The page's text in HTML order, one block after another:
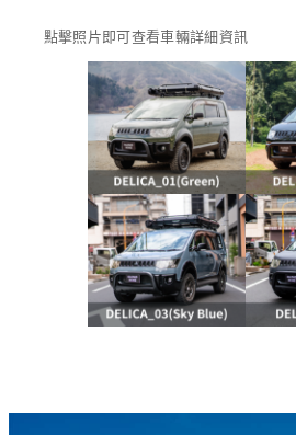
點擊照片即可查看車輛詳細資訊